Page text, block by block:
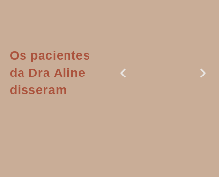
Os pacientes
da Dra Aline
disseram